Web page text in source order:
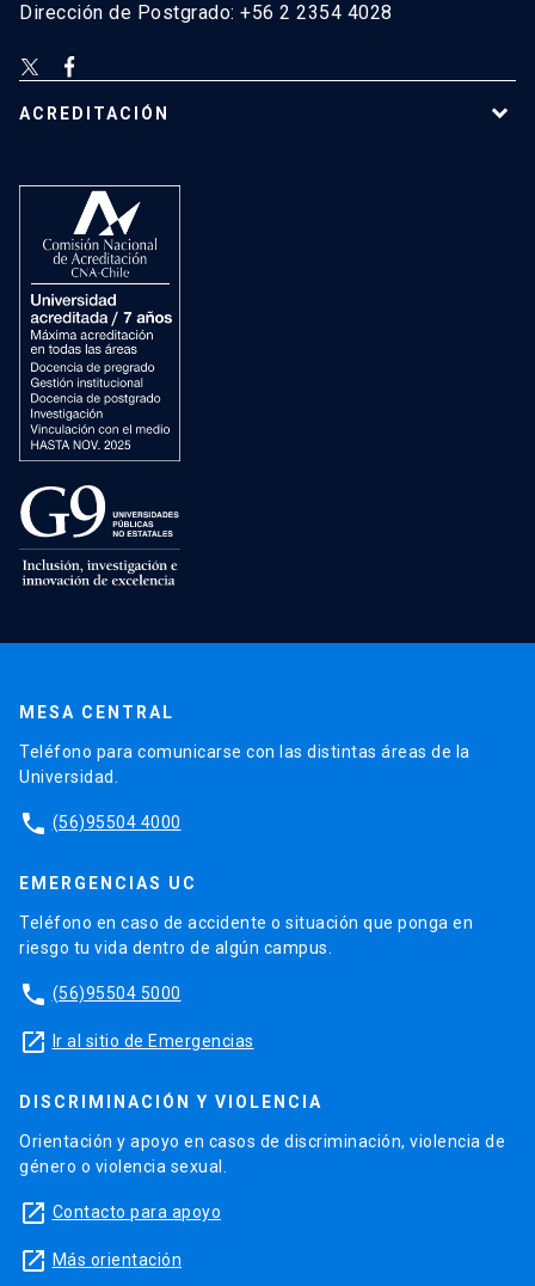
Dirección de Postgrado: +56 2 2354 4028
ACREDITACIÓN
MESA CENTRAL
Teléfono para comunicarse con las distintas áreas de la
Universidad.
phone (56)95504 4000
EMERGENCIAS UC
Teléfono en caso de accidente o situación que ponga en
riesgo tu vida dentro de algún campus.
phone (56)95504 5000
launch Ir al sitio de Emergencias
DISCRIMINACIÓN Y VIOLENCIA
Orientación y apoyo en casos de discriminación, violencia de
género o violencia sexual.
launch Contacto para apoyo
launch Más orientación